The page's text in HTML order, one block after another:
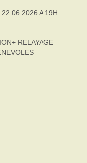
06 2026 A 19H
RELAYAGE